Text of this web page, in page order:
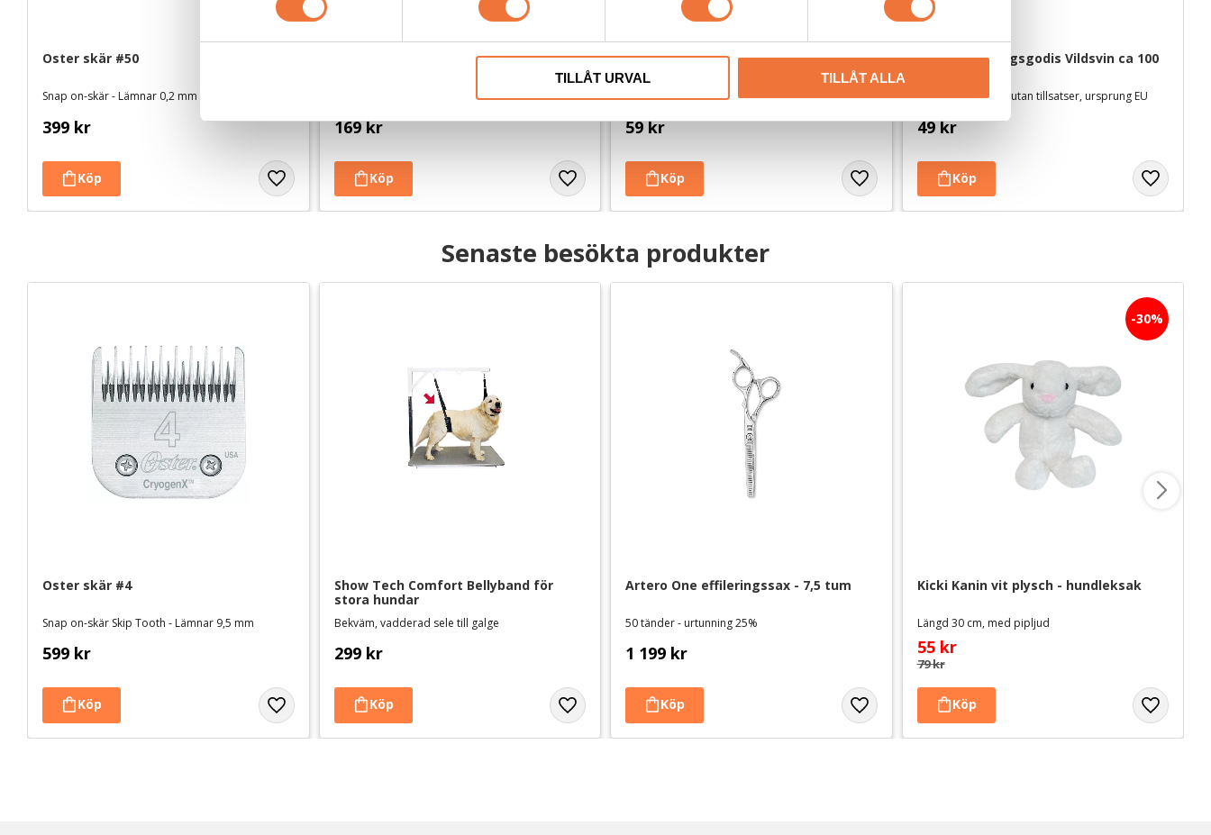
s
TILLÅT URVAL TILLÅT ALLA
Oster skär #50
Snap on-skär - Lämnar 0,2 mm
399 kr
2pets belöningsgodis Anka Mini - 400
Av färska råvaror, låg fetthalt
169kr
Show Tech Fingerkondomer medium
100-pack
Trimfingerskydd
59kr
4Dogs Belöningsgodis Vildsvin ca 100
Torkat hundgodis utan tillsatser, ursprung EU
49kr
Senaste besökta produkter
Oster skär #4
Snap on-skär Skip Tooth - Lämnar 9,5 mm
599 kr
Show Tech Comfort Bellyband för
stora hundar
Bekväm, vadderad sele till galge
299 kr
Artero One effileringssax - 7,5 tum
50 tänder - urtunning 25%
1 199 kr
Kicki Kanin vit plysch - hundleksak
Längd 30 cm, med pipljud
55 kr
79kr
30%